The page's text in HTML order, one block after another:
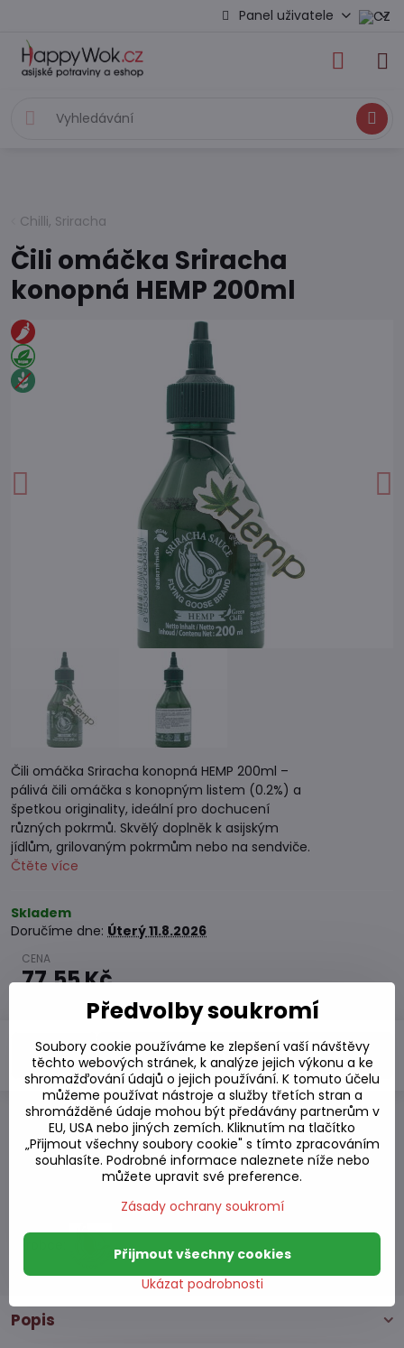
Panel uživatele
Hledat
Chilli, Sriracha
Čili omáčka Sriracha
konopná HEMP 200ml
Čili omáčka Sriracha konopná HEMP 200ml –
pálivá čili omáčka s konopným listem (0.2%) a
špetkou originality, ideální pro dochucení
různých pokrmů. Skvělý doplněk k asijským
jídlům, grilovaným pokrmům nebo na sendviče.
Čtěte více
Skladem
Doručíme dne: Úterý11.8.2026
77,55 Kč
bez DPH
Do košíku
Přidat k Oblíbeným
Přidat do seznamu
Hlídací pes
S7#SK#8497#1
Výrobce:
Popis
Předvolby soukromí
Soubory cookie používáme ke zlepšení vaší návštěvy
těchto webových stránek, k analýze jejich výkonu a ke
shromažďování údajů o jejich používání. K tomuto účelu
můžeme používat nástroje a služby třetích stran a
shromážděné údaje mohou být předávány partnerům v
EU, USA nebo jiných zemích. Kliknutím na tlačítko
„Přijmout všechny soubory cookie" s tímto zpracováním
souhlasíte. Podrobné informace naleznete níže nebo
můžete upravit své preference.
Zásady ochrany soukromí
Ukázat podrobnosti
Přijmout všechny cookies